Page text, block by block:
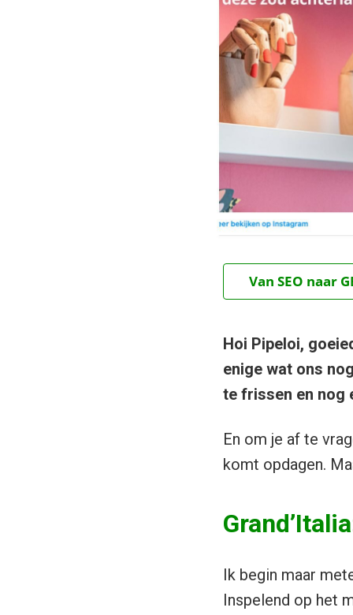
Van SEO naar
Hoi Pipeloi,
enige wat ons
te frissen en nog
En om je af te
komt opdagen.
Ik begin maar
Inspelend op het